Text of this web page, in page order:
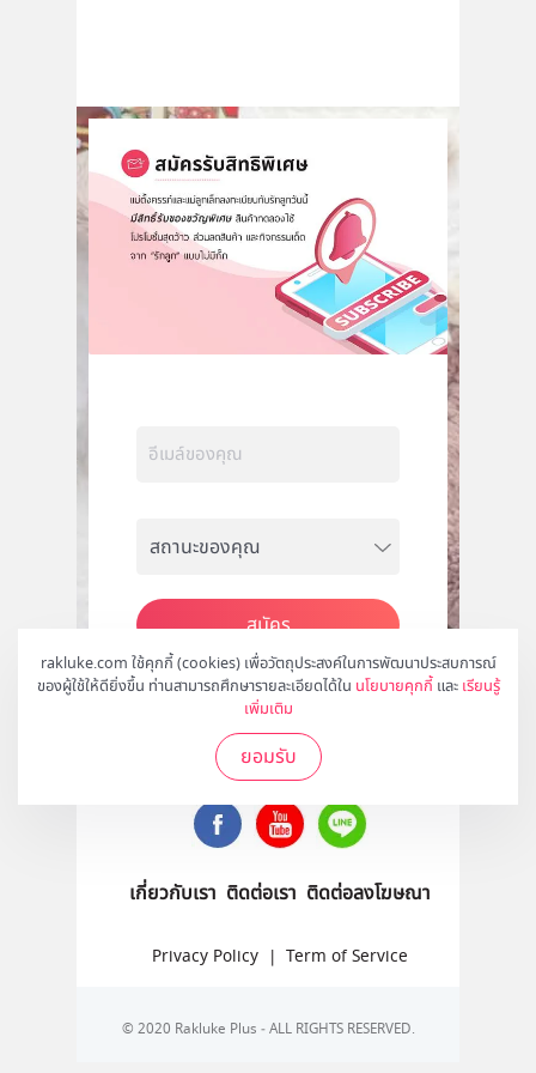
rakluke.com ใช้คุกกี้ (cookies) เพื่อวัตถุประสงค์ในการพัฒนาประสบการณ์
ของผู้ใช้ให้ดียิ่งขึ้น ท่านสามารถศึกษารายละเอียดได้ใน นโยบายคุกกี้ และ เรียนรู้
เพิ่มเติม
ยอมรับ
สมัคร
ติดตามเราได้ที่
เกี่ยวกับเรา ติดต่อเรา ติดต่อลงโฆษณา
Privacy Policy | Term of Service
© 2020 Rakluke Plus - ALL RIGHTS RESERVED.